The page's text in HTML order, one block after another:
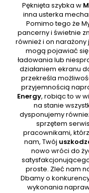
Pęknięta szybka w
inna usterka
Pomimo tego że
pancerny i świetnie
również i on
mogą pojawiać
ładowania lub
działaniem ekranu
przekreśla
przyjemnością
Energy, robiąc to w
na stanie
dysponujemy
sprzętem
pracownikami,
nam, Twój
nowo wróci do
proste. Zleć nam
Dbamy o
wykonania